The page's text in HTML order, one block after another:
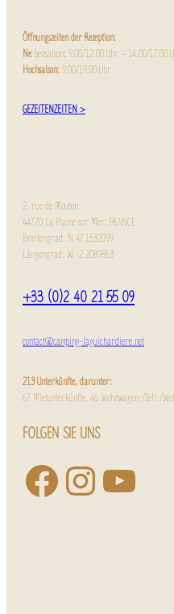
Öffnungszeiten der Rezeption:
Ne bensaison:9.00/12.00 Uhr – 14.00/17.00
Hochsaison:9.00/19.00 Uhr
GEZEITENZEITEN >
2, rue de Mouton
44770 La Plaine sur Mer, FRANCE
Breitengrad: N 47.1532099
Längengrad: W -2.2089863
+33 (0)2 40 21 55 09
contact@camping-laguichardiere.net
213 Unterkünfte, darunter:
67 Mietunterkünfte, 46 Wohnwagen-/Zelt-/
FOLGEN SIE UNS